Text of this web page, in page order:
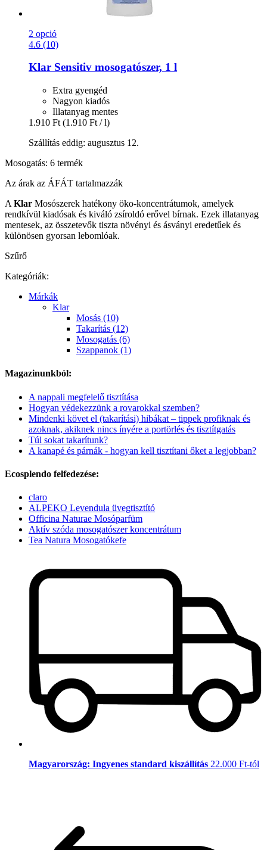
2 opció
4.6 (10)
Klar Sensitiv mosogatószer, 1 l
Extra gyengéd
Nagyon kiadós
Illatanyag mentes
1.910 Ft (1.910 Ft / l)
Szállítás eddig: augusztus 12.
Mosogatás: 6 termék
Az árak az ÁFÁT tartalmazzák
A Klar Mosószerek hatékony öko-koncentrátumok, amelyek
rendkívül kiadósak és kiváló zsíroldó erővel bírnak. Ezek illatanyag
mentesek, az összetevők tiszta növényi és ásványi eredetűek és
különösen gyorsan lebomlóak.
Szűrő
Kategóriák:
Márkák
Klar
Mosás (10)
Takarítás (12)
Mosogatás (6)
Szappanok (1)
Magazinunkból:
A nappali megfelelő tisztítása
Hogyan védekezzünk a rovarokkal szemben?
Mindenki követ el (takarítási) hibákat – tippek profiknak és
azoknak, akiknek nincs ínyére a portörlés és tisztítgatás
Túl sokat takarítunk?
A kanapé és párnák - hogyan kell tisztítani őket a legjobban?
Ecosplendo felfedezése:
claro
ALPEKO Levendula üvegtisztító
Officina Naturae Mosóparfüm
Aktív szóda mosogatószer koncentrátum
Tea Natura Mosogatókefe
Magyarország: Ingyenes standard kiszállítás 22.000 Ft-tól